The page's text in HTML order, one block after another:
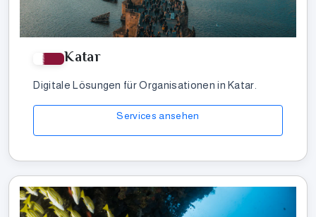
Katar
Digitale Lösungen für Organisationen in Katar.
Services ansehen